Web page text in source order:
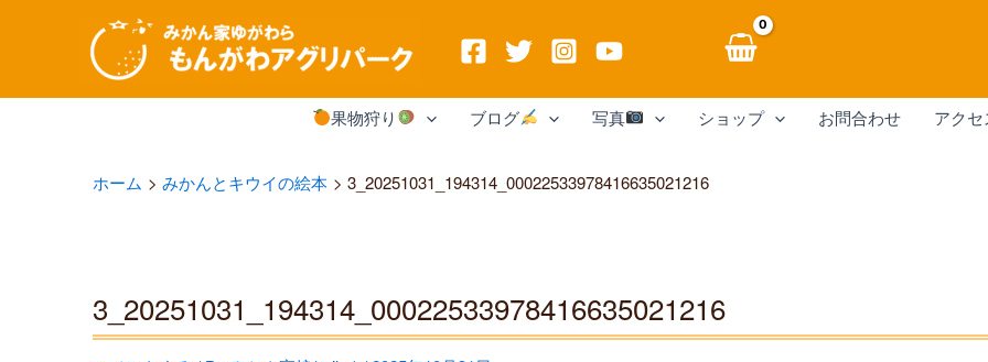
内
果物狩り ブログ 写真 ショップ お問合わせ アクセ
ホーム みかんとキウイの絵本 3_20251031_194314_00022533978416635021216
3_20251031_194314_00022533978416635021216